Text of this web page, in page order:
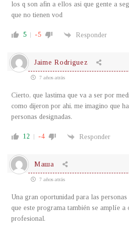
los q son afin a ellos asi que gente a
que no tienen vod
5 -5 Responder
Jaime Rodriguez
7 años atrás
Cierto, que lastima que va a ser por
como dijeron por ahi, me imagino que
personas designadas.
12 -4 Responder
Маша
7 años atrás
Una gran oportunidad para las personas
que este programa también se amplíe a
profesional.